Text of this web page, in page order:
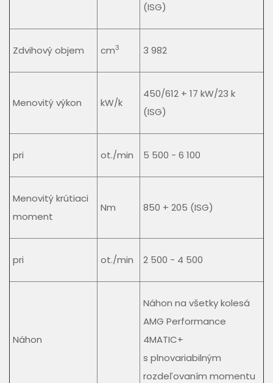
(ISG)
Zdvihový objem cm3 3 982
Menovitý výkon kW/k
450/612 + 17 kW/23 k
(ISG)
pri ot./min 5 500 - 6 100
Menovitý krútiaci
moment
Nm 850 + 205 (ISG)
pri ot./min 2 500 - 4 500
Náhon
Náhon na všetky kolesá
AMG Performance
4MATIC+
s plnovariabilným
rozdeľovaním momentu